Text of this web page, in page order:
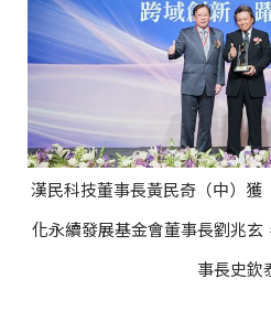
漢民科技董事長黃民奇（中）獲
化永續發展基金會董事長劉兆
事長史欽